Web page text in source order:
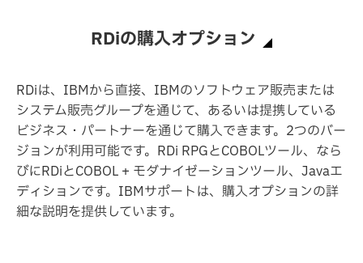
RDiの購入オプション
RDiは、IBMから直接、IBMのソフトウェア販売または
システム販売グループを通じて、あるいは提携している
ビジネス・パートナーを通じて購入できます。2つのバー
ジョンが利用可能です。RDi RPGとCOBOLツール、なら
びにRDiとCOBOL + モダナイゼーションツール、Javaエ
ディションです。IBMサポートは、購入オプションの詳
細な説明を提供しています。